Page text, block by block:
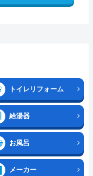
トイレリフォーム
給湯器
お風呂
メーカー